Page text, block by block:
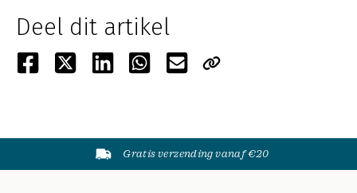
Deel dit artikel
Gratis verzending vanaf €20